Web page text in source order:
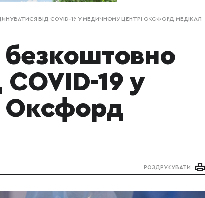
ВІД COVID-19 У МЕДИЧНОМУ ЦЕНТРІ ОКСФОРД МЕДІКАЛ
безкоштовно
19 у
Оксфорд
РОЗДРУКУВАТИ